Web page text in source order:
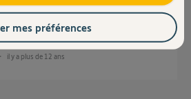
?
il y a plus de 12 ans
mes préférences